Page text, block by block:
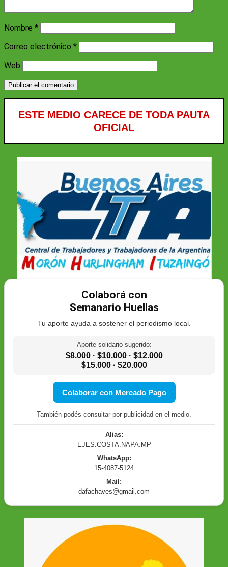
Nombre *
Correo electrónico *
Web
ESTE MEDIO CARECE DE TODA PAUTA
OFICIAL
Colaborá con
Semanario Huellas
Tu aporte ayuda a sostener el periodismo local.
Aporte solidario sugerido:
$8.000 · $10.000 · $12.000
$15.000 · $20.000
Colaborar con Mercado Pago
También podés consultar por publicidad en el medio.
Alias:
EJES.COSTA.NAPA.MP
WhatsApp:
15-4087-5124
Mail:
dafachaves@gmail.com